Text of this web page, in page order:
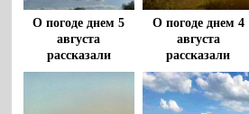
О погоде днем 5
августа
рассказали
воронежцам
О погоде днем 4
августа
рассказали
воронежцам